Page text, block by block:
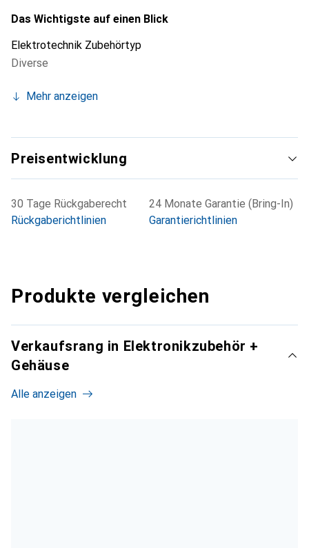
Das Wichtigste auf einen Blick
Elektrotechnik Zubehörtyp
Diverse
Mehr anzeigen
Preisentwicklung
30 Tage Rückgaberecht
Rückgaberichtlinien
24 Monate Garantie (Bring-In)
Garantierichtlinien
Produkte vergleichen
Verkaufsrang in Elektronikzubehör +
Gehäuse
Alle anzeigen